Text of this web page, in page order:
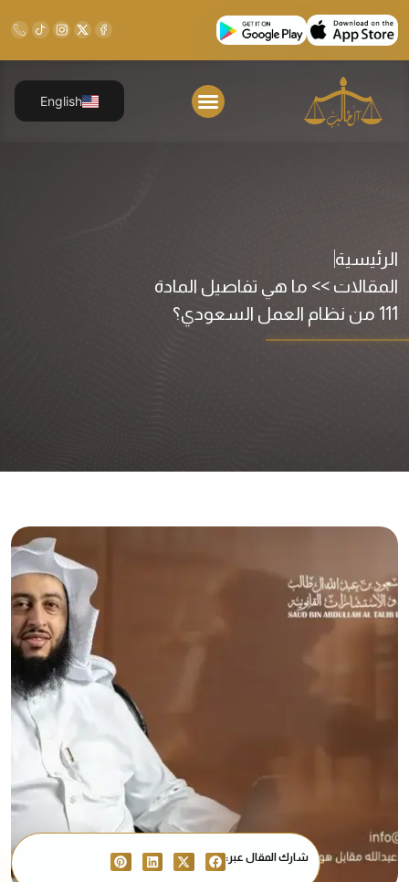
English
الرئيسية
المقالات >> ما هي تفاصيل المادة
111 من نظام العمل السعودي؟
شارك المقال عبر: